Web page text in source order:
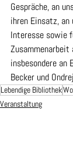
Gespräche, an
ihren Einsatz, an
Interesse sowie
insbesondere an
Becker und
Lebendige Bibliothek
Veranstaltung